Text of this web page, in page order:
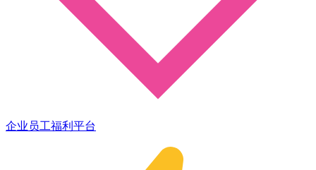
企业员工福利平台